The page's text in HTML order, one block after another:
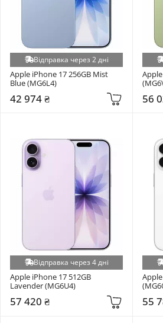
Відправка через 2 дні
Apple iPhone 17 256GB Mist
Blue (MG6L4)
42 974 ₴ 56
Відправка через 4 дні
Apple iPhone 17 512GB
Lavender (MG6U4)
57 420 ₴ 55